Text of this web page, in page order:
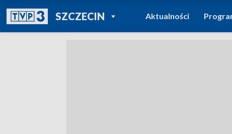
SZCZECINPOWRÓT DO
TVP REGIONY
Aktualności